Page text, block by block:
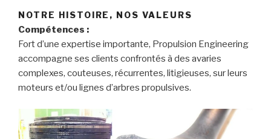
NOTRE HISTOIRE, NOS VALEURS
Compétences :
Fort d’une expertise importante, Propulsion Engineering
accompagne ses clients confrontés à des avaries
complexes, couteuses, récurrentes, litigieuses, sur leurs
moteurs et/ou lignes d’arbres propulsives.